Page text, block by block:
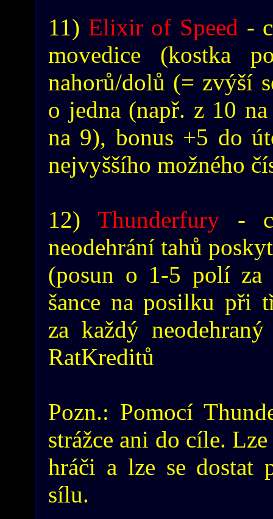
11) Elixir of Speed -
movedice (kostka
nahorů/dolů (= zvýší
o jedna (např. z 10
na 9), bonus +5 do
nejvyššího možného
12)Thunderfury -
neodehrání tahů
(posun o 1-5 polí za
šance na posilku při
za každý
RatKreditů
Pozn.: Pomocí
strážce ani do cíle.
hráči a lze se dostat
sílu.